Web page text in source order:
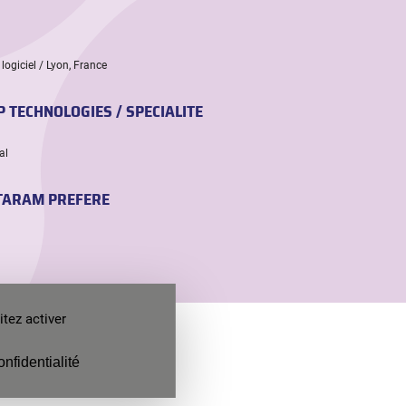
/ Lyon, France
TECHNOLOGIES / SPECIALITE
PREFERE
activer